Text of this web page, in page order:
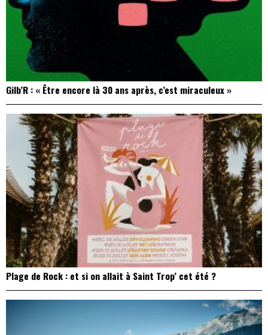
Gilb’R : « Être encore là 30 ans après, c’est miraculeux »
Plage de Rock : et si on allait à Saint Trop’ cet été ?